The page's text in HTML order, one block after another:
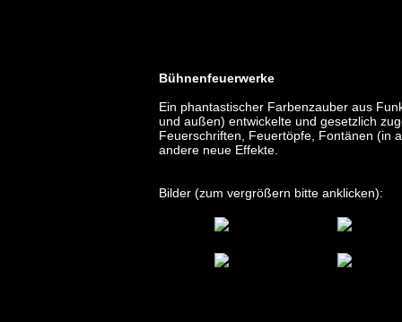
Bühnenfeuerwerke
Ein phantastischer Farbenzauber aus
und außen) entwickelte und gesetzlich
Feuerschriften, Feuertöpfe, Fontänen (in
andere neue Effekte.
Bilder (zum vergrößern bitte anklicken):